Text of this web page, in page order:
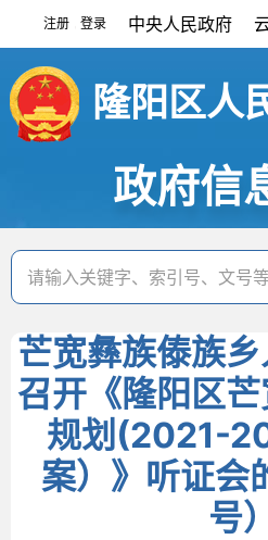
注册 登录 中央人民政府
隆阳区人
政府信
芒宽彝族傣族
召开《隆阳区
规划(2021-
案）》听证会
号）